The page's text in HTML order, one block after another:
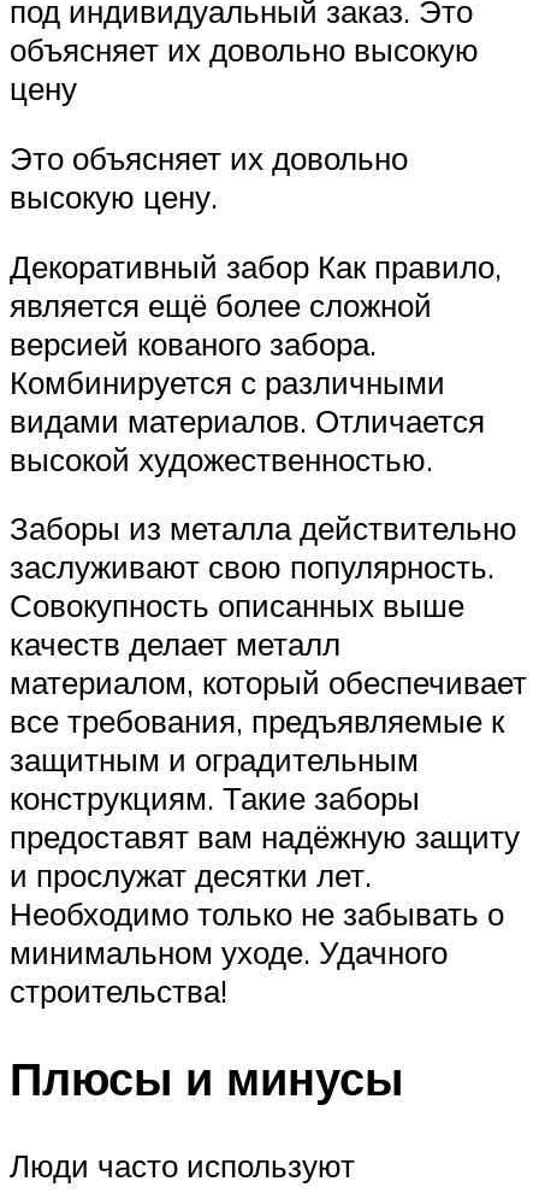
под индивидуальный заказ. Это
объясняет их довольно высокую
цену
Это объясняет их довольно
высокую цену.
Декоративный забор Как правило,
является ещё более сложной
версией кованого забора.
Комбинируется с различными
видами материалов. Отличается
высокой художественностью.
Заборы из металла действительно
заслуживают свою популярность.
Совокупность описанных выше
качеств делает металл
материалом, который обеспечивает
все требования, предъявляемые к
защитным и оградительным
конструкциям. Такие заборы
предоставят вам надёжную защиту
и прослужат десятки лет.
Необходимо только не забывать о
минимальном уходе. Удачного
строительства!
Плюсы и минусы
Люди часто используют